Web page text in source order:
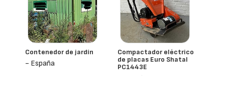
Contenedor de jardín
- España
Compactador eléctrico
de placas Euro Shatal
PC1443E
- España